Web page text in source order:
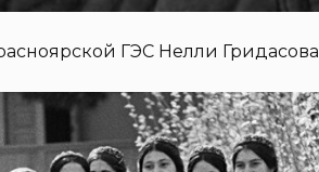
ГЭС Нелли Гридасова